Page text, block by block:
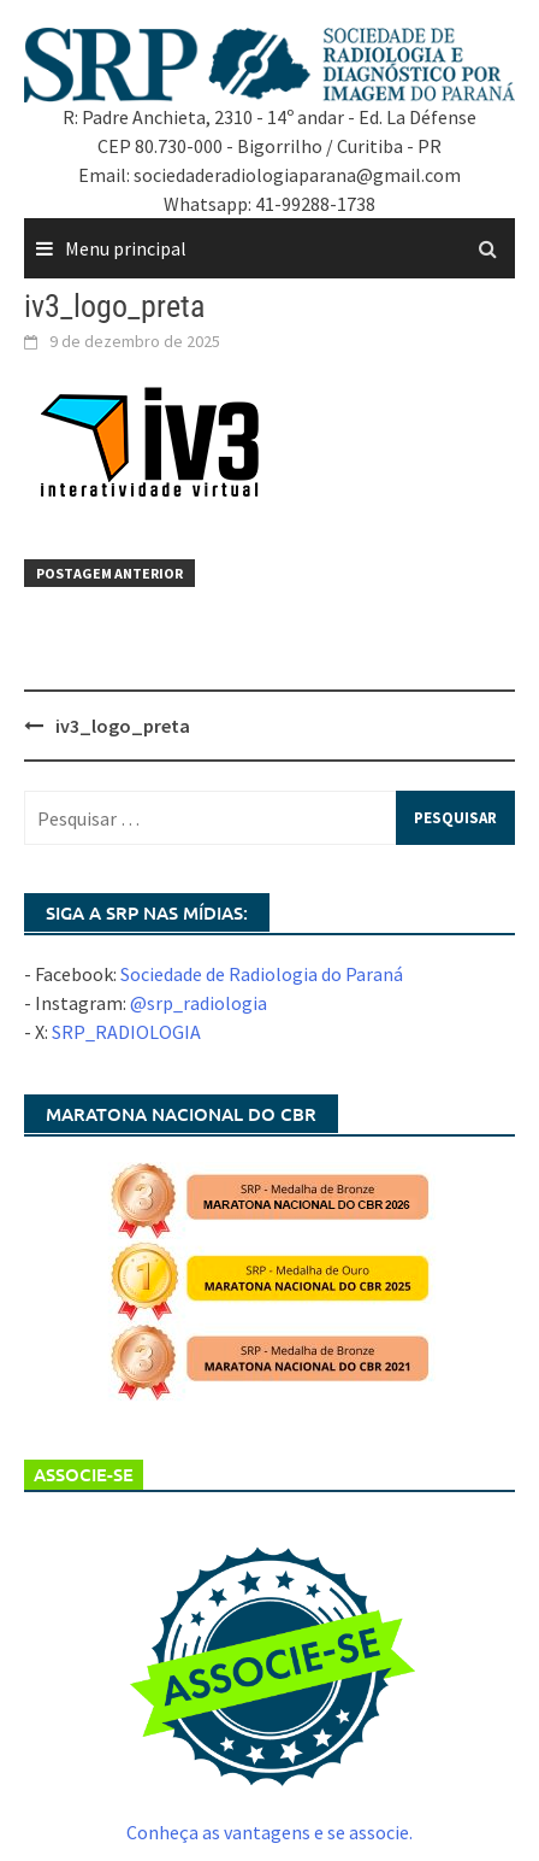
R: Padre Anchieta, 2310 - 14º andar - Ed. La Défense
CEP 80.730-000 - Bigorrilho / Curitiba - PR
Email: sociedaderadiologiaparana@gmail.com
Whatsapp: 41-99288-1738
Menu principal
iv3_logo_preta
9 de dezembro de 2025
POSTAGEM ANTERIOR
iv3_logo_preta
SIGA A SRP NAS MÍDIAS:
- Facebook: Sociedade de Radiologia do Paraná
- Instagram: @srp_radiologia
- X: SRP_RADIOLOGIA
MARATONA NACIONAL DO CBR
ASSOCIE-SE
Conheça as vantagens e se associe.